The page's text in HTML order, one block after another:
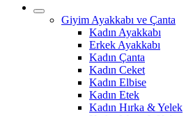
Giyim Ayakkabı ve Çanta
Kadın Ayakkabı
Erkek Ayakkabı
Kadın Çanta
Kadın Ceket
Kadın Elbise
Kadın Etek
Kadın Hırka & Yelek